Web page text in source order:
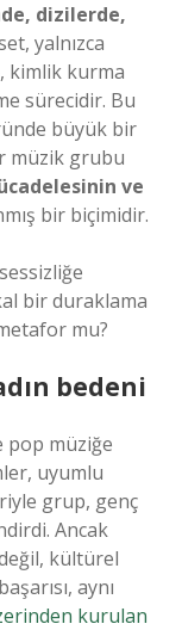
dizilerde,
yalnızca
kimlik kurma
sürecidir. Bu
büyük bir
müzik grubu
ve
bir biçimidir.
bir duraklama
mu?
bedeni
pop müziğe
uyumlu
grup, genç
Ancak
kültürel
aynı
kurulan